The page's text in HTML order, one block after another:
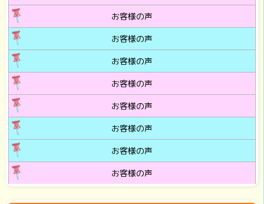
お客様の声
お客様の声
お客様の声
お客様の声
お客様の声
お客様の声
お客様の声
お客様の声